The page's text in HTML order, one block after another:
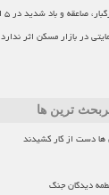
صاعقه و باد شدید در ۵ استان
در بازار مسکن اثر ندارد
ترین ها
دست از کار کشیدند
دیدگان جنگ